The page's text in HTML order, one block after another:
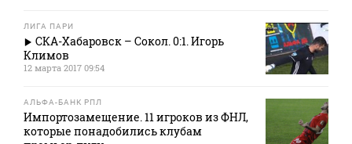
ЛИГА ПАРИ
СКА-Хабаровск – Сокол. 0:1. Игорь
Климов
12 марта 2017 09:54
АЛЬФА-БАНК РПЛ
Импортозамещение. 11 игроков из ФНЛ,
которые понадобились клубам